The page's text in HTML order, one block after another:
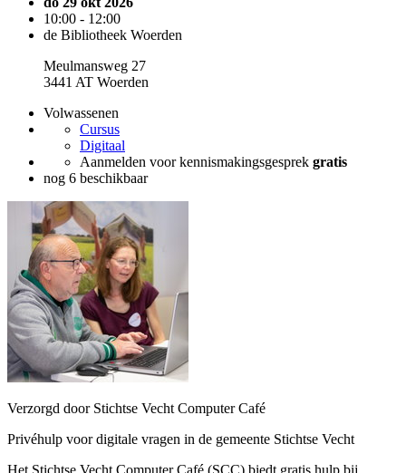
10:00 - 12:00
de Bibliotheek Woerden
Meulmansweg 27
3441 AT Woerden
Volwassenen
Cursus
Digitaal
Aanmelden voor kennismakingsgesprek gratis
nog 6 beschikbaar
Verzorgd door Stichtse Vecht Computer Café
Privéhulp voor digitale vragen in de gemeente Stichtse Vecht
Het Stichtse Vecht Computer Café (SCC) biedt gratis hulp bij